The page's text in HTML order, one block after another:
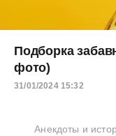
Подборка
фото)
31/01/2024 15:32
Анекдоты и